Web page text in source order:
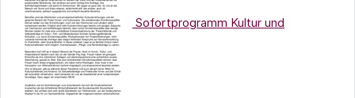
Sofortprogramm Kultur und